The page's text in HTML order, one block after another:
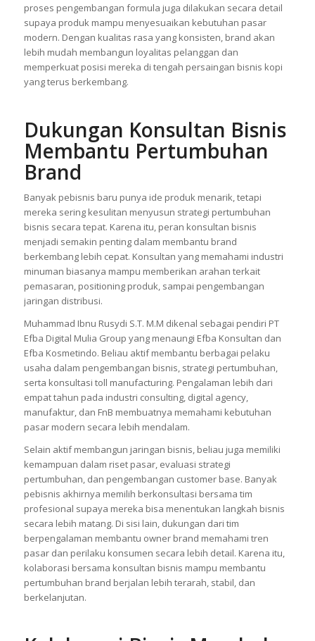
proses pengembangan formula juga dilakukan secara detail
supaya produk mampu menyesuaikan kebutuhan pasar
modern. Dengan kualitas rasa yang konsisten, brand akan
lebih mudah membangun loyalitas pelanggan dan
memperkuat posisi mereka di tengah persaingan bisnis kopi
yang terus berkembang.
Dukungan Konsultan Bisnis
Membantu Pertumbuhan
Brand
Banyak pebisnis baru punya ide produk menarik, tetapi
mereka sering kesulitan menyusun strategi pertumbuhan
bisnis secara tepat. Karena itu, peran konsultan bisnis
menjadi semakin penting dalam membantu brand
berkembang lebih cepat. Konsultan yang memahami industri
minuman biasanya mampu memberikan arahan terkait
pemasaran, positioning produk, sampai pengembangan
jaringan distribusi.
Muhammad Ibnu Rusydi S.T. M.M dikenal sebagai pendiri PT
Efba Digital Mulia Group yang menaungi Efba Konsultan dan
Efba Kosmetindo. Beliau aktif membantu berbagai pelaku
usaha dalam pengembangan bisnis, strategi pertumbuhan,
serta konsultasi toll manufacturing. Pengalaman lebih dari
empat tahun pada industri consulting, digital agency,
manufaktur, dan FnB membuatnya memahami kebutuhan
pasar modern secara lebih mendalam.
Selain aktif membangun jaringan bisnis, beliau juga memiliki
kemampuan dalam riset pasar, evaluasi strategi
pertumbuhan, dan pengembangan customer base. Banyak
pebisnis akhirnya memilih berkonsultasi bersama tim
profesional supaya mereka bisa menentukan langkah bisnis
secara lebih matang. Di sisi lain, dukungan dari tim
berpengalaman membantu owner brand memahami tren
pasar dan perilaku konsumen secara lebih detail. Karena itu,
kolaborasi bersama konsultan bisnis mampu membantu
pertumbuhan brand berjalan lebih terarah, stabil, dan
berkelanjutan.